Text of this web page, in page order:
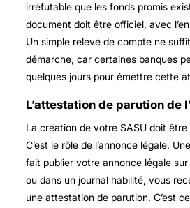
irréfutable que les fonds promis
document doit être officiel, avec
Un simple relevé de compte ne
démarche, car certaines banques
quelques jours pour émettre cette
L’attestation de parution de
La création de votre SASU doit être
C’est le rôle de l’annonce légale.
fait publier votre annonce légale
ou dans un journal habilité, vous
une attestation de parution. C’est